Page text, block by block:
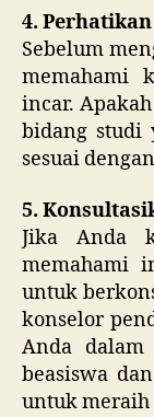
4.
Sebelum
memahami
incar.
bidang studi
sesuai
5.
Jika Anda
memahami
untuk
konselor
Anda dalam
beasiswa
untuk meraih